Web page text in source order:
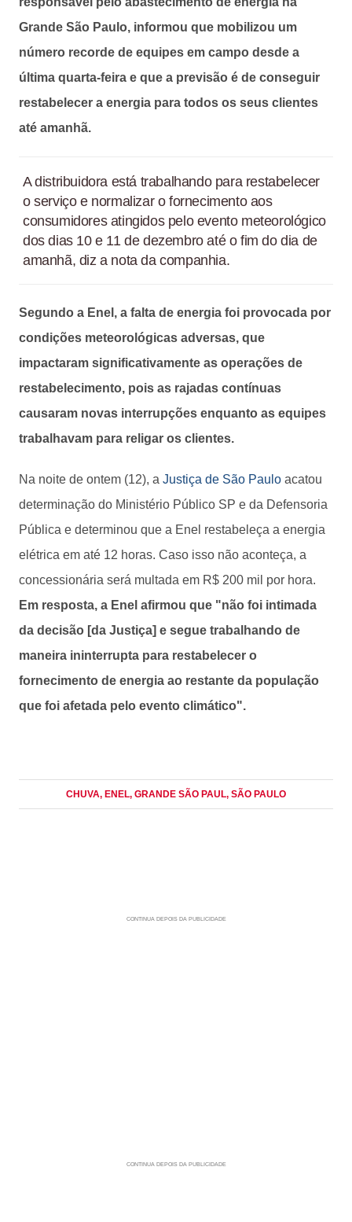
Grande São Paulo, informou que mobilizou um
número recorde de equipes em campo desde a
última quarta-feira e que a previsão é de conseguir
restabelecer a energia para todos os seus clientes
até amanhã.
A distribuidora está trabalhando para restabelecer
o serviço e normalizar o fornecimento aos
consumidores atingidos pelo evento meteorológico
dos dias 10 e 11 de dezembro até o fim do dia de
amanhã, diz a nota da companhia.
Segundo a Enel, a falta de energia foi provocada por
condições meteorológicas adversas, que
impactaram significativamente as operações de
restabelecimento, pois as rajadas contínuas
causaram novas interrupções enquanto as equipes
trabalhavam para religar os clientes.
Na noite de ontem (12), a Justiça de São Paulo acatou
determinação do Ministério Público SP e da Defensoria
Pública e determinou que a Enel restabeleça a energia
elétrica em até 12 horas. Caso isso não aconteça, a
concessionária será multada em R$ 200 mil por hora.
Em resposta, a Enel afirmou que "não foi intimada
da decisão [da Justiça] e segue trabalhando de
maneira ininterrupta para restabelecer o
fornecimento de energia ao restante da população
que foi afetada pelo evento climático".
CHUVA, ENEL, GRANDE SÃO PAUL, SÃO PAULO